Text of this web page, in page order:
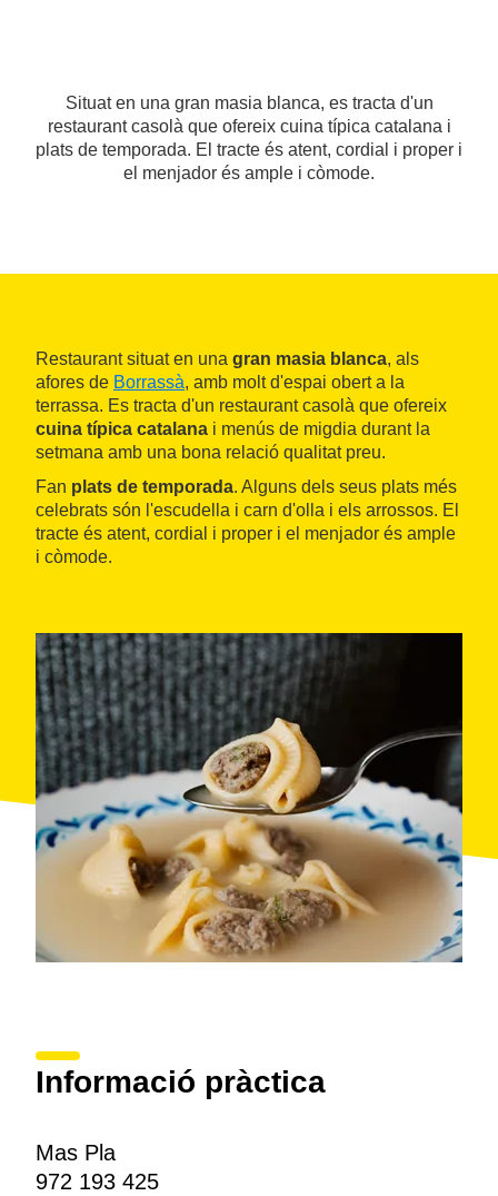
Situat en una gran masia blanca, es tracta d'un
restaurant casolà que ofereix cuina típica catalana i
plats de temporada. El tracte és atent, cordial i proper i
el menjador és ample i còmode.
Restaurant situat en una gran masia blanca, als
afores de Borrassà, amb molt d'espai obert a la
terrassa. Es tracta d'un restaurant casolà que ofereix
cuina típica catalana i menús de migdia durant la
setmana amb una bona relació qualitat preu.
Fan plats de temporada. Alguns dels seus plats més
celebrats són l'escudella i carn d'olla i els arrossos. El
tracte és atent, cordial i proper i el menjador és ample
i còmode.
Informació pràctica
Mas Pla
972 193 425